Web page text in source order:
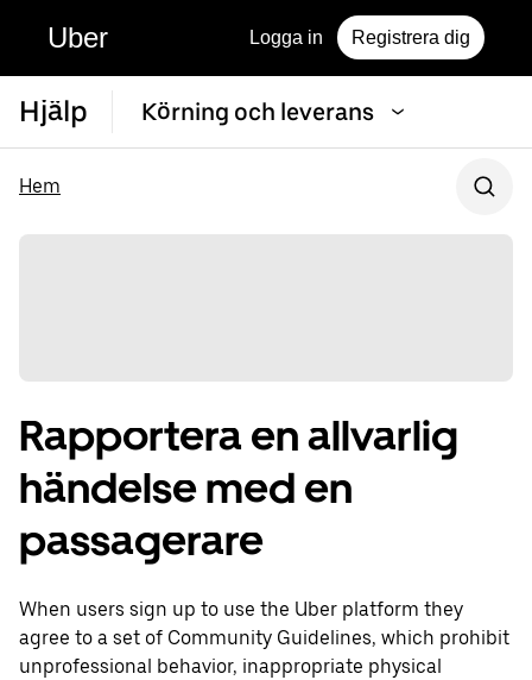
Uber Logga in Registrera dig
Hjälp Körning och leverans
Hem
Rapportera en allvarlig
händelse med en
passagerare
When users sign up to use the Uber platform they
agree to a set of Community Guidelines, which prohibit
unprofessional behavior, inappropriate physical